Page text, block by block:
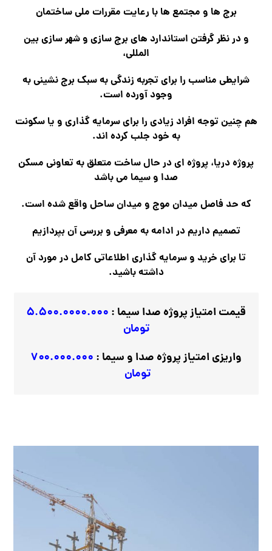
برج ها و مجتمع ها با رعایت مقررات ملی ساختمان
و در نظر گرفتن استاندارد های برج سازی و شهر سازی بین
المللی،
شرایطی مناسب را برای تجربه زندگی به سبک برج نشینی به
وجود آورده است.
هم چنین توجه افراد زیادی را برای سرمایه گذاری و یا سکونت
به خود جلب کرده اند.
پروژه دریا، پروژه ای در حال ساخت متعلق به تعاونی مسکن
صدا و سیما می باشد
که حد فاصل میدان موج و میدان ساحل واقع شده است.
تصمیم داریم در ادامه به معرفی و بررسی آن بپردازیم
تا برای خرید و سرمایه گذاری اطلاعاتی کامل در مورد آن
داشته باشید.
قیمت امتیاز پروژه صدا سیما : ۵.۵۰۰.۰۰۰۰.۰۰۰
تومان
واریزی امتیاز پروژه صدا و سیما : ۷۰۰.۰۰۰.۰۰۰
تومان